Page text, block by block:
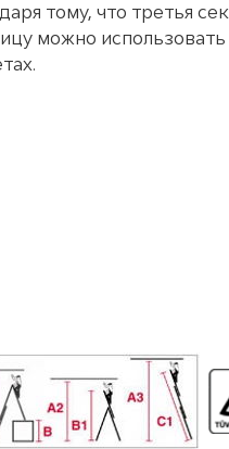
тому, что третья
можно